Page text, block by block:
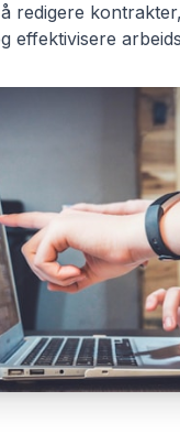
redigere
effektivisere